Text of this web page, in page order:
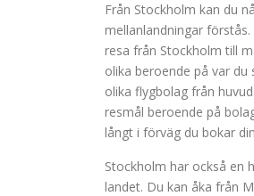
Från Stockholm kan du
mellanlandningar förstås.
resa från Stockholm till
olika beroende på var
olika flygbolag från
resmål beroende på
långt i förväg du bokar
Stockholm har också en
landet. Du kan åka från